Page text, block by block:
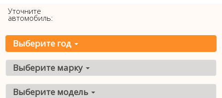
Уточните
автомобиль:
Выберите год
Выберите марку
Выберите модель